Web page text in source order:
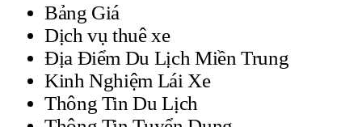
Bảng Giá
Dịch vụ thuê xe
Địa Điểm Du Lịch Miền Trung
Kinh Nghiệm Lái Xe
Thông Tin Du Lịch